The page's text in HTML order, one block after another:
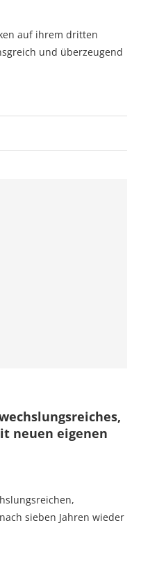
auf ihrem dritten
und überzeugend
neuen eigenen
sieben Jahren wieder